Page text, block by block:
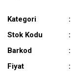
Kategori
Stok Kodu
Barkod
Fiyat